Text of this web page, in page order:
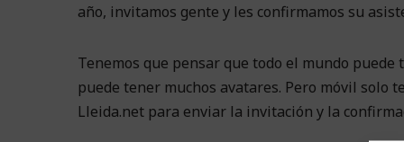
año, invitamos gente y les confirmamos su
Tenemos que pensar que todo el mundo
puede tener muchos avatares. Pero móvil solo
Lleida.net para enviar la invitación y la